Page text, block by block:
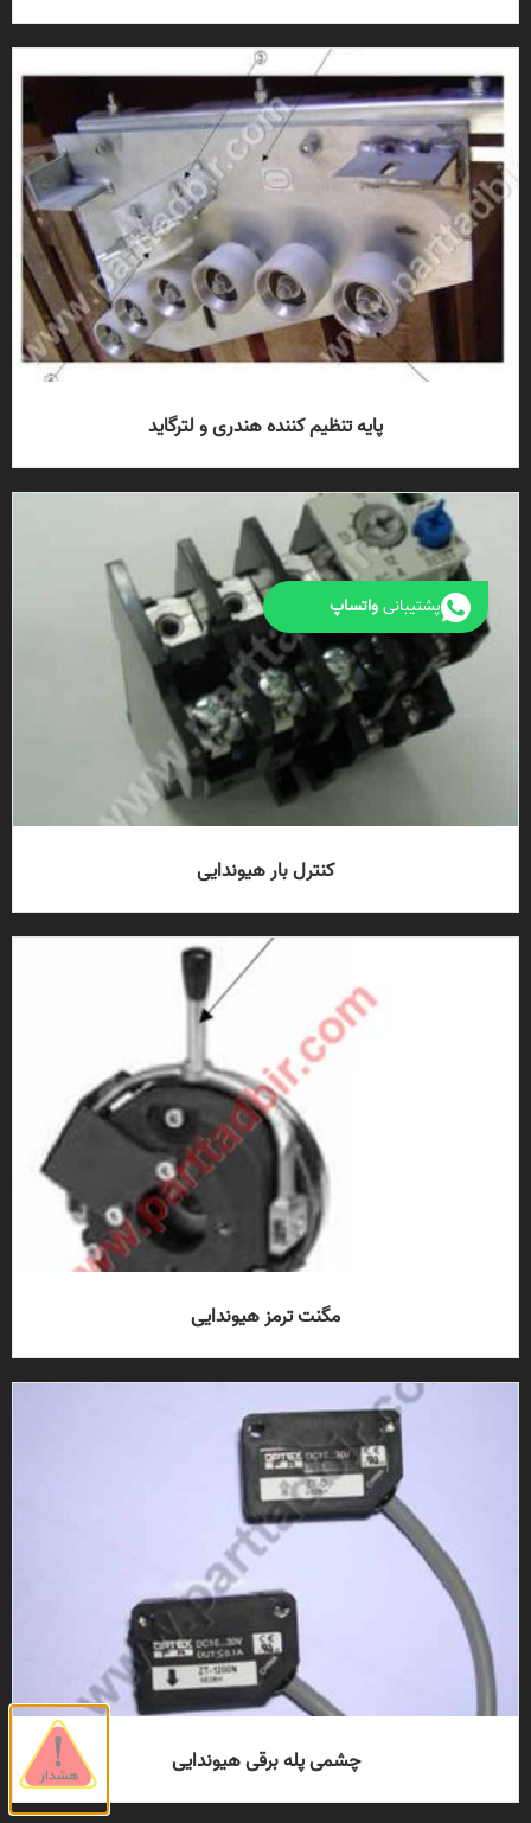
پایه تنظیم کننده هندری و لترگاید
کنترل بار هیوندایی
مگنت ترمز هیوندایی
چشمی پله برقی هیوندایی
پشتیبانیواتساپ